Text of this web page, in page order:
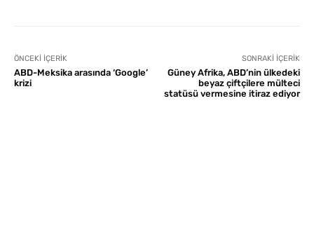
ÖNCEKI İÇERIK
ABD-Meksika arasında ‘Google’
krizi
SONRAKI İÇERIK
Güney Afrika, ABD’nin ülkedeki
beyaz çiftçilere mülteci
statüsü vermesine itiraz ediyor